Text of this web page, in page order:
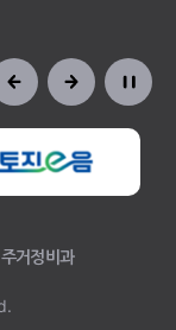
거정비과